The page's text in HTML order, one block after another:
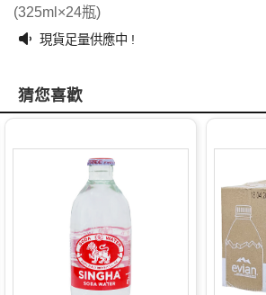
(325ml×24瓶)
現貨足量供應中 !
猜您喜歡